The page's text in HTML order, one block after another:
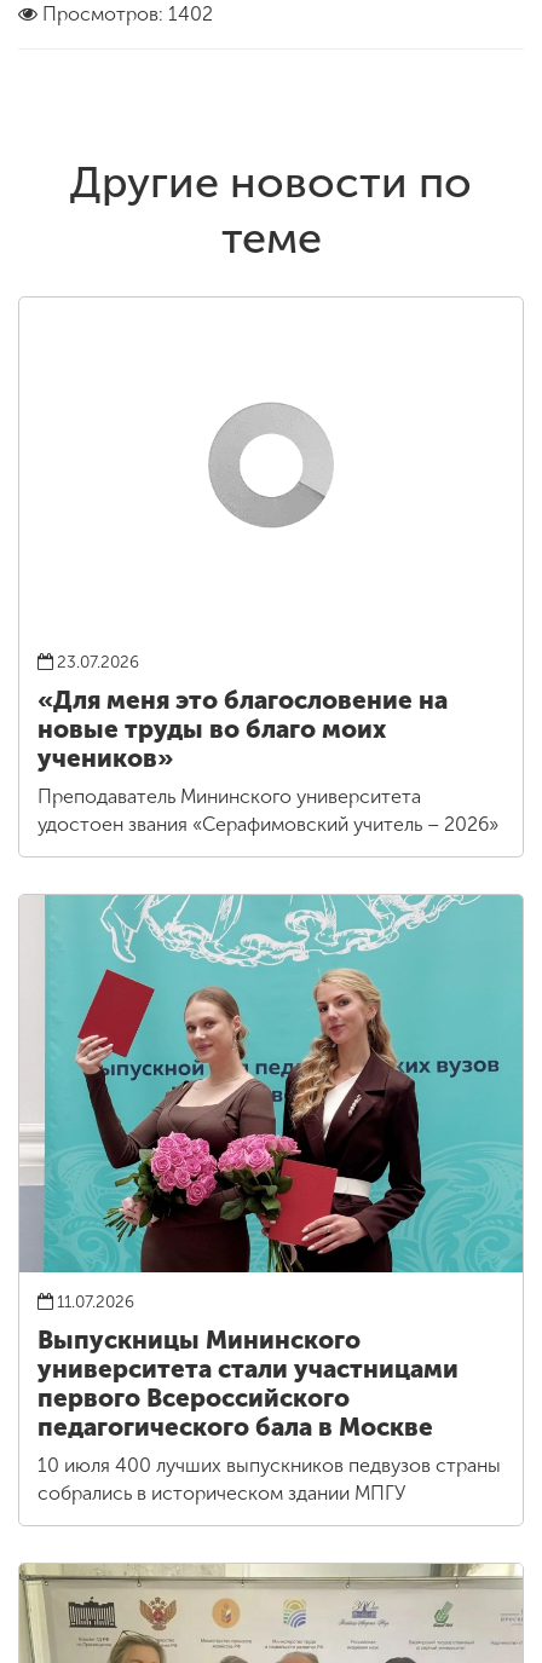
Просмотров: 1402
Другие новости по
теме
23.07.2026
«Для меня это благословение на
новые труды во благо моих
учеников»
Преподаватель Мининского университета
удостоен звания «Серафимовский учитель – 2026»
11.07.2026
Выпускницы Мининского
университета стали участницами
первого Всероссийского
педагогического бала в Москве
10 июля 400 лучших выпускников педвузов страны
собрались в историческом здании МПГУ